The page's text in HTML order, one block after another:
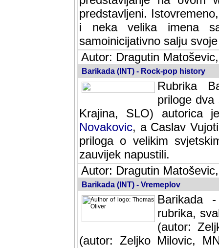
predstavljeni.
i neka velika imena
samoinicijativno salju
Autor: Dragutin
Barikada (INT) - Rock-pop history
Rubrika
dva
SLO) autorica je velikog
Caslav Vujotic
velikim svjetskim
napustili.
Autor: Dragutin
Barikada (INT) - Vremeplov
Barikada
rubrika,
(autor:
(autor: Zeljko Milovic,